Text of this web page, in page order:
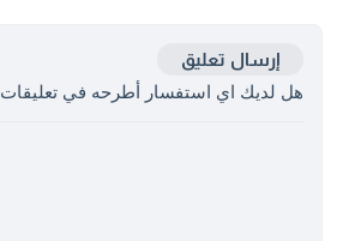
إرسال تعليق
هل لديك اي استفسار أطرحه في تعليقات